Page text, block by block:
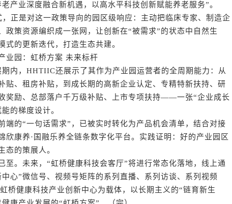
产业深度融合新机遇，以高水平科技创新赋能养老服务”。
是对这一政策导向的园区级响应：主动把临床专家、制造企
政策资源编织成一张网，让创新在“被需求”的状态中自然生
式的更新迭代，打造生态共建。
园：虹桥方案 未来标杆
，HHTIIC还展示了其作为产业园运营者的全周期能力：从
贴、租房补贴，到成长期的高新企业认定、专精特新扶持、研
奖励、总部落户千万级补贴、上市专项扶持——一张“企业成长
的梯度设计。
的“一句话需求”，已被实时转化为产品机会清单，结合对接
欣康养·国融乐养全链条数字化平台。实践证明：好的产业园区
态的策展人。
。未来，“虹桥健康科技会客厅”将进行常态化落地，线上通
心”微信号、视频号矩阵的系列直播、系列访谈、系列视频
桥健康科技产业创新中心为载体，以长期主义的“链育新生